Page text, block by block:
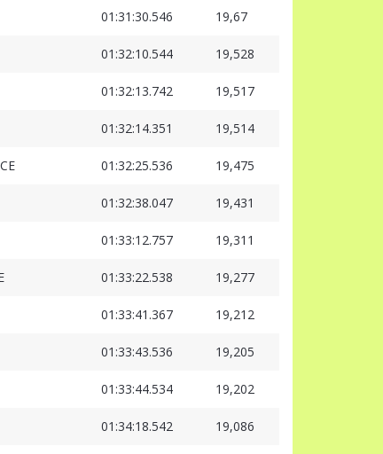
01:31:30.546 19,67
01:32:10.544 19,528
01:32:13.742 19,517
01:32:14.351 19,514
01:32:25.536 19,475
01:32:38.047 19,431
01:33:12.757 19,311
01:33:22.538 19,277
01:33:41.367 19,212
01:33:43.536 19,205
01:33:44.534 19,202
01:34:18.542 19,086